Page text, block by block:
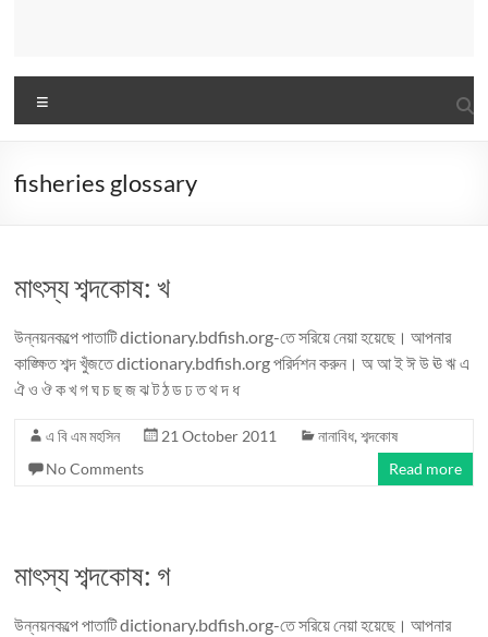
fisheries glossary
মাৎস্য শব্দকোষ: খ
উন্নয়নকল্পে পাতাটি dictionary.bdfish.org-তে সরিয়ে নেয়া হয়েছে। আপনার
কাঙ্ক্ষিত শব্দ খুঁজতে dictionary.bdfish.org পরির্দশন করুন। অ আ ই ঈ উ ঊ ঋ এ
ঐ ও ঔ ক খ গ ঘ চ ছ জ ঝ ট ঠ ড ঢ ত থ দ ধ
এ বি এম মহসিন 21 October 2011 নানাবিধ,শব্দকোষ
No Comments
Read more
মাৎস্য শব্দকোষ: গ
উন্নয়নকল্পে পাতাটি dictionary.bdfish.org-তে সরিয়ে নেয়া হয়েছে। আপনার